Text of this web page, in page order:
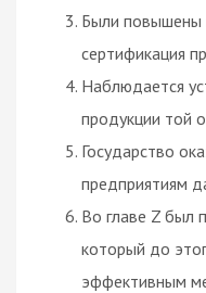
Были повышены
сертификация
Наблюдается
продукции той
Государство
предприятиям
Во главе Z был
который до
эффективным